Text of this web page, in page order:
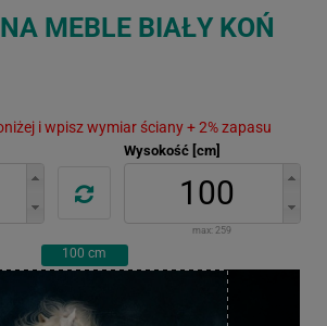
MEBLE BIAŁY KOŃ
i wpisz wymiar ściany + 2% zapasu
Wysokość [cm]
max: 259
100 cm